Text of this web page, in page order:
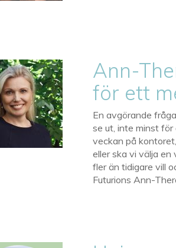
Ann-
för ett
En avgörande
se ut, inte minst
veckan på
eller ska vi välja
fler än tidigare vill
Futurions Ann-